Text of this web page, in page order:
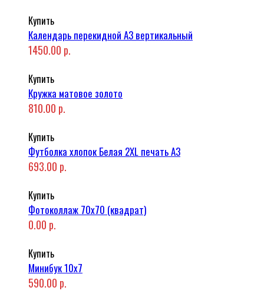
Купить
Календарь перекидной А3 вертикальный
1450.00 р.
Купить
Кружка матовое золото
810.00 р.
Купить
Футболка хлопок Белая 2XL печать A3
693.00 р.
Купить
Фотоколлаж 70x70 (квадрат)
0.00 р.
Купить
Минибук 10х7
590.00 р.